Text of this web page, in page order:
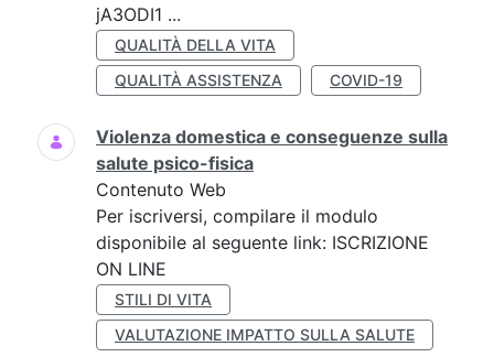
jA3ODI1 ...
QUALITÀ DELLA VITA
QUALITÀ ASSISTENZA
COVID-19
Violenza domestica e conseguenze sulla
salute psico-fisica
Contenuto Web
Per iscriversi, compilare il modulo
disponibile al seguente link: ISCRIZIONE
ON LINE
STILI DI VITA
VALUTAZIONE IMPATTO SULLA SALUTE